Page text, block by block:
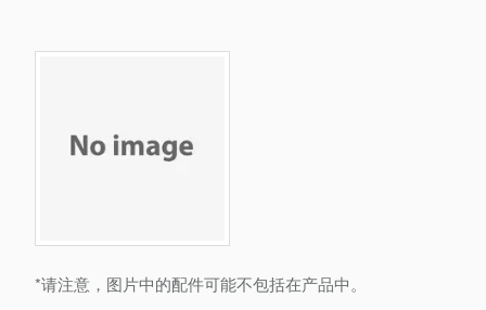
*请注意，图片中的配件可能不包括在产品中。